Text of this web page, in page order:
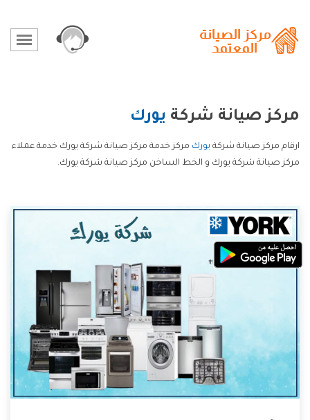
مركز صيانة شركة يورك
ارقام مركز صيانة شركة يورك مركز خدمة مركز صيانة شركة يورك خدمة عملاء
مركز صيانة شركة يورك و الخط الساخن مركز صيانة شركة يورك.